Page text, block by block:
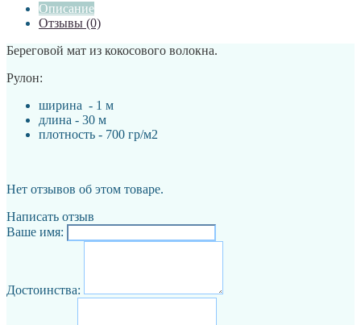
Описание
Отзывы (0)
Береговой мат из кокосового волокна.
Рулон:
ширина - 1 м
длина - 30 м
плотность - 700 гр/м2
Нет отзывов об этом товаре.
Написать отзыв
Ваше имя:
Достоинства: